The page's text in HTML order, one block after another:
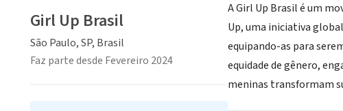
A Girl Up Brasil é um
Up, uma iniciativa
equipando-as para
equidade de gênero,
meninas transformam
Girl Up Brasil
São Paulo, SP, Brasil
Faz parte desde Fevereiro 2024